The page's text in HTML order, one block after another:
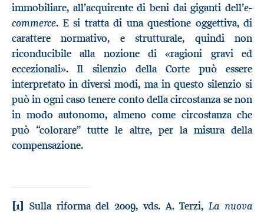
immobiliare, all’acquirente di beni dai giganti dell’e-
commerce. E si tratta di una questione oggettiva, di
carattere normativo, e strutturale, quindi non
riconducibile alla nozione di «ragioni gravi ed
eccezionali». Il silenzio della Corte può essere
interpretato in diversi modi, ma in questo silenzio si
può in ogni caso tenere conto della circostanza se non
in modo autonomo, almeno come circostanza che
può “colorare” tutte le altre, per la misura della
compensazione.
[1] Sulla riforma del 2009, vds. A. Terzi,La nuova